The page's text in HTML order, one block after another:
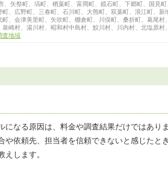
、矢祭町、塙町、楢葉町、富岡町、鏡石町、下郷町、国見町
町、広野町、三春町、石川町、大熊町、双葉町、浪江町、
町、会津美里町、矢吹町、棚倉町、川俣町、桑折町、葛尾村
泉崎村、湯川村、昭和村中島村、鮫川村、川内村、北塩原
査地域
になる原因は、料金や調査結果だけではあり
や依頼先、担当者を信頼できないと感じたと
します。